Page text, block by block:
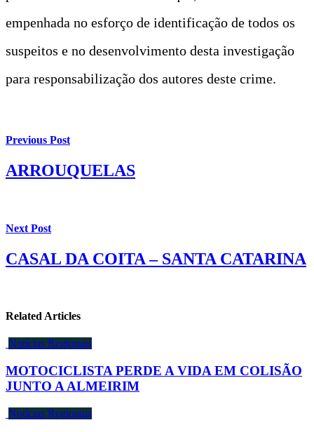
empenhada no esforço de identificação de todos os
suspeitos e no desenvolvimento desta investigação
para responsabilização dos autores deste crime.
Previous Post
ARROUQUELAS
Next Post
CASAL DA COITA – SANTA CATARINA
Related Articles
Notícias Regionais
MOTOCICLISTA PERDE A VIDA EM COLISÃO
JUNTO A ALMEIRIM
Notícias Regionais